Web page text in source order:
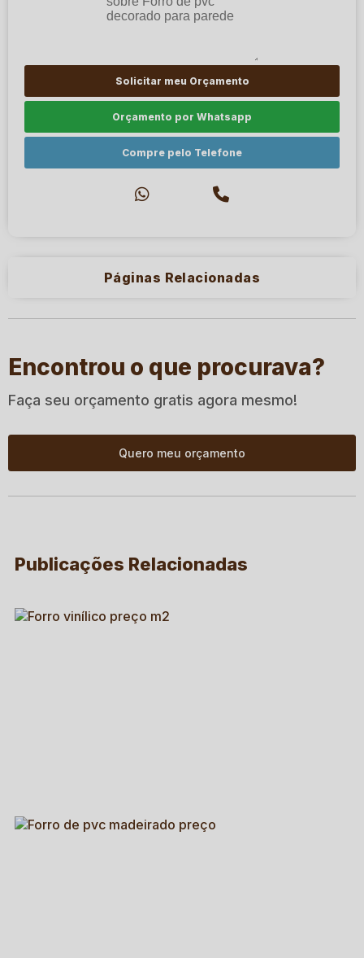
Solicitar meu Orçamento
Orçamento por Whatsapp
Compre pelo Telefone
Páginas Relacionadas
Encontrou o que procurava?
Faça seu orçamento gratis agora mesmo!
Quero meu orçamento
Publicações Relacionadas